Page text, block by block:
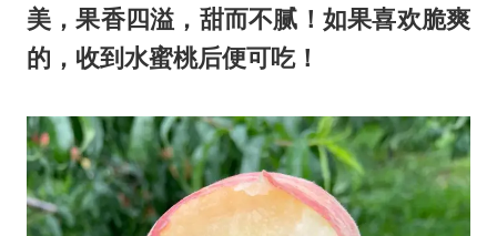
美，果香四溢，甜而不腻！如果喜欢脆爽
的，收到水蜜桃后便可吃！